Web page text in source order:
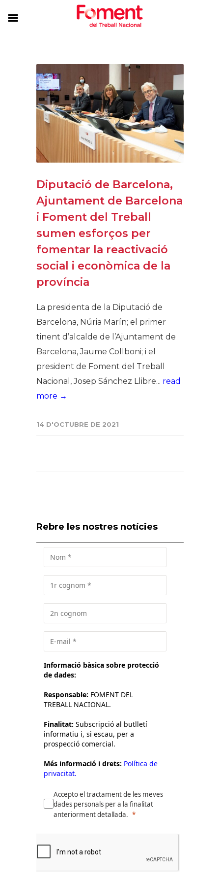
Diputació de Barcelona,
Ajuntament de Barcelona
i Foment del Treball
sumen esforços per
fomentar la reactivació
social i econòmica de la
província
La presidenta de la Diputació de
Barcelona, Núria Marín; el primer
tinent d’alcalde de l’Ajuntament de
Barcelona, Jaume Collboni; i el
president de Foment del Treball
Nacional, Josep Sánchez Llibre... read
more →
14 D'OCTUBRE DE 2021
Rebre les nostres notícies
Informació bàsica sobre protecció
de dades:
Responsable: FOMENT DEL
TREBALL NACIONAL.
Finalitat: Subscripció al butlletí
informatiu i, si escau, per a
prospecció comercial.
Més informació i drets: Política de
privacitat.
Accepto el tractament de les meves
dades personals per a la finalitat
anteriorment detallada.